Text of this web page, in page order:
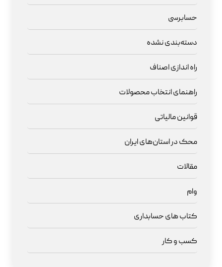
حسابرسی
دسته‌بندی نشده
راه اندازی اصناف
راهنمای انتخاب محصولات
قوانین مالیاتی
محک در استان‌های ایران
مقالات
وام
کتاب های حسابداری
کسب و کار